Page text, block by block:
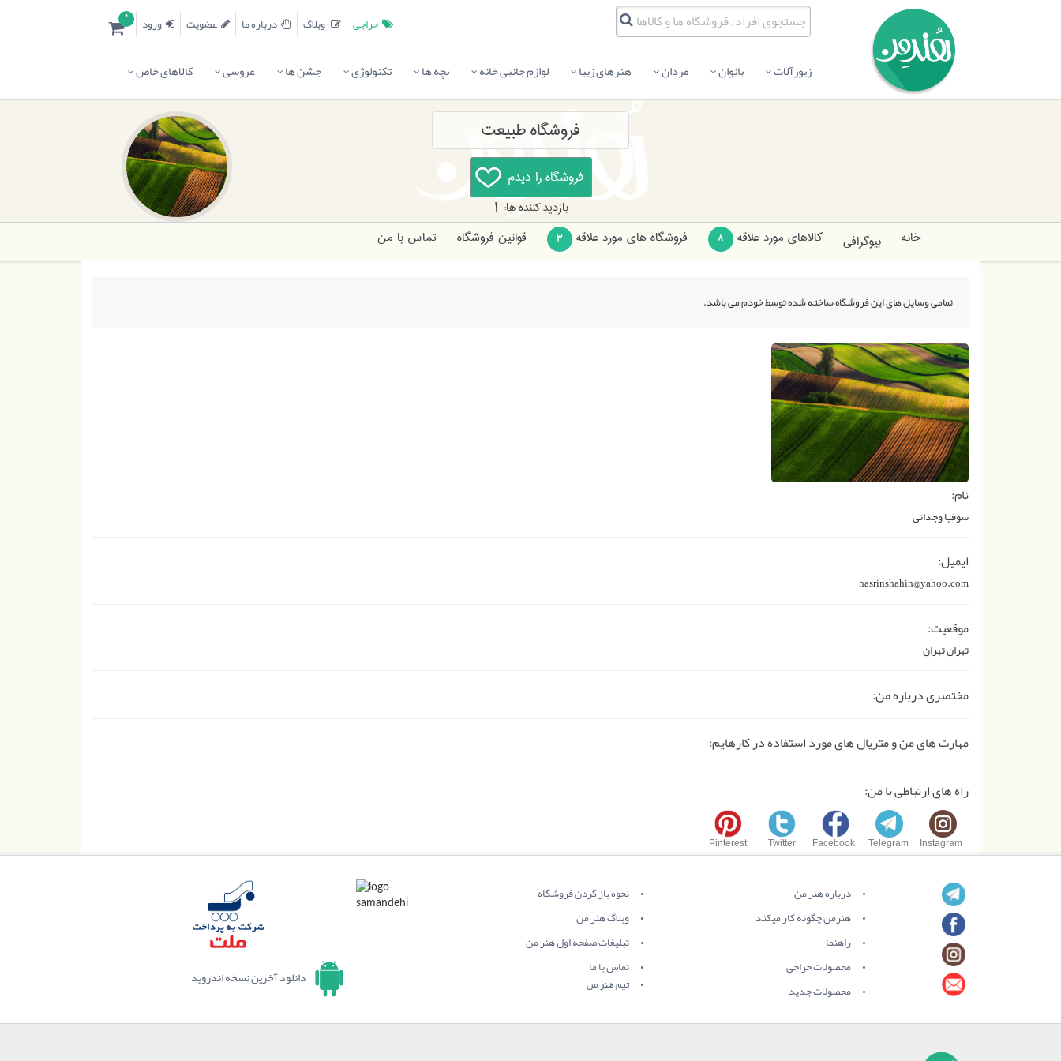
0 ورود عضویت درباره ما حراجی
زیورآلات بانوان مردان هنرهای زیبا لوازم جانبی خانه بچه ها تکنولوژی جشن ها عروسی کالاهای خاص
فروشگاه طبیعت
بازدید کننده ها: 1
خانه بیوگرافی کالاهای مورد علاقه 8 فروشگاه های مورد علاقه 3 قوانین فروشگاه تماس با من
تمامی وسایل های این فروشگاه ساخته شده توسط خودم می باشد.
نام:
سوفیا وجدانی
ایمیل:
nasrinshahin@yahoo.com
موقعیت:
تهران تهران
مختصری درباره من:
مهارت های من و متریال های مورد استفاده در کارهایم:
راه های ارتباطی با من:
Instagram
Telegram
Facebook
Twitter
Pinterest
درباره هنر من
هنرمن چگونه کار میکند
راهنما
محصولات حراجی
محصولات جدید
نحوه باز کردن فروشگاه
وبلاگ هنر من
تبلیغات صفحه اول هنر من
تماس با ما
تیم هنر من دانلود آخرین نسخه اندروید